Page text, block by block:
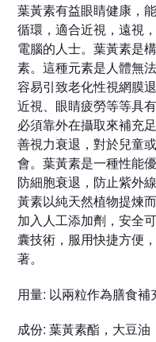
葉黃素有益眼睛健康，
循環，適合近視，遠視
電腦的人士。葉黃素是
素。這種元素是人體無
容易引致老化性視網膜
近視、眼睛疲勞等等具
必須靠外在攝取來補充
善視力衰退，對於兒童
會。葉黃素是一種性能
防細胞衰退，防止紫外
黃素以純天然植物提煉
加入人工添加劑，安全
囊技術，服用快捷方便
著。
用量: 以兩粒作為膳食補
成份: 葉黃素酯，大豆油